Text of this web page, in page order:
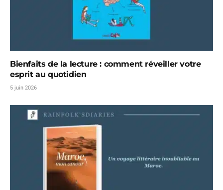
Bienfaits de la lecture : comment réveiller votre
esprit au quotidien
5 juin 2026